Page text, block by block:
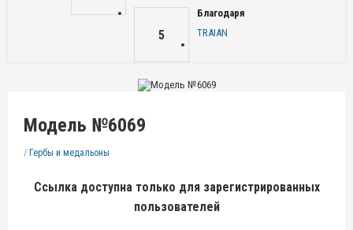
5
Благодаря
TRAIAN
Модель №6069
/ Гербы и медальоны
Ссылка доступна только для зарегистрированных
пользователей